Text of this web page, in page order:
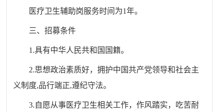
医疗卫生辅助岗服务时间为1年。
三、招募条件
1 .具有中华人民共和国国籍。
2.思想政治素质好，拥护中国共产党领导和社会主
义制度,品行端正,遵纪守法。
3.自愿从事医疗卫生相关工作，作风踏实，吃苦耐